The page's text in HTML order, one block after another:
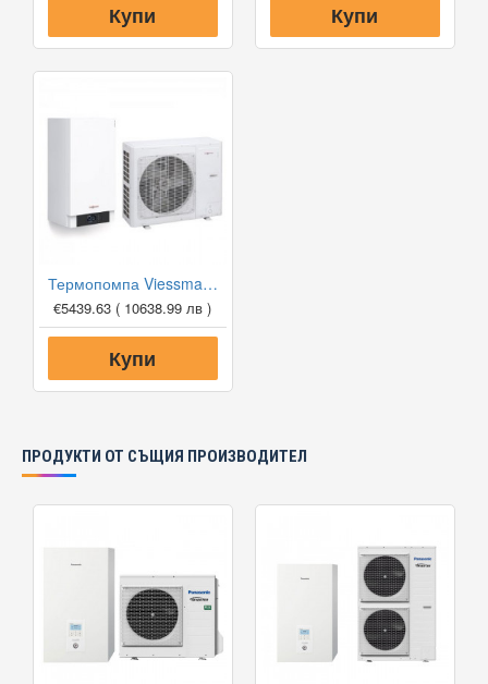
Купи Купи
Термопомпа Viessmann Vitocal 100-S AWB-M-E-AC 101.B06, 6 kW, отопление, охлаждане и БГВ
€5439.63 ( 10638.99 лв )
Купи
ПРОДУКТИ ОТ СЪЩИЯ ПРОИЗВОДИТЕЛ